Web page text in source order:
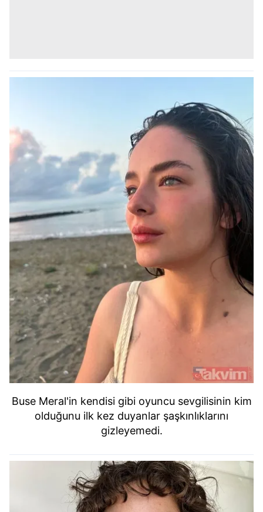
Buse Meral'in kendisi gibi oyuncu sevgilisinin kim
olduğunu ilk kez duyanlar şaşkınlıklarını
gizleyemedi.